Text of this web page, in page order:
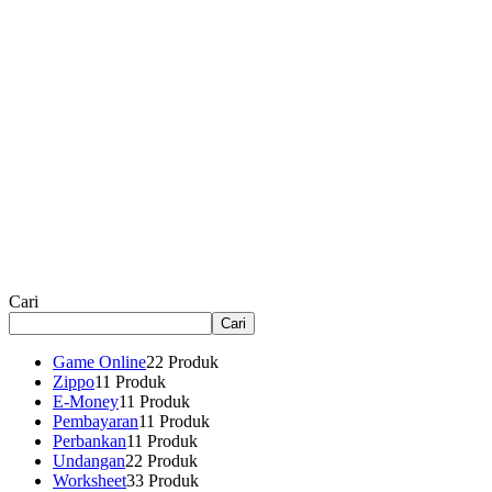
Cari
Cari
Game Online22 Produk
Zippo11 Produk
E-Money11 Produk
Pembayaran11 Produk
Perbankan11 Produk
Undangan22 Produk
Worksheet33 Produk